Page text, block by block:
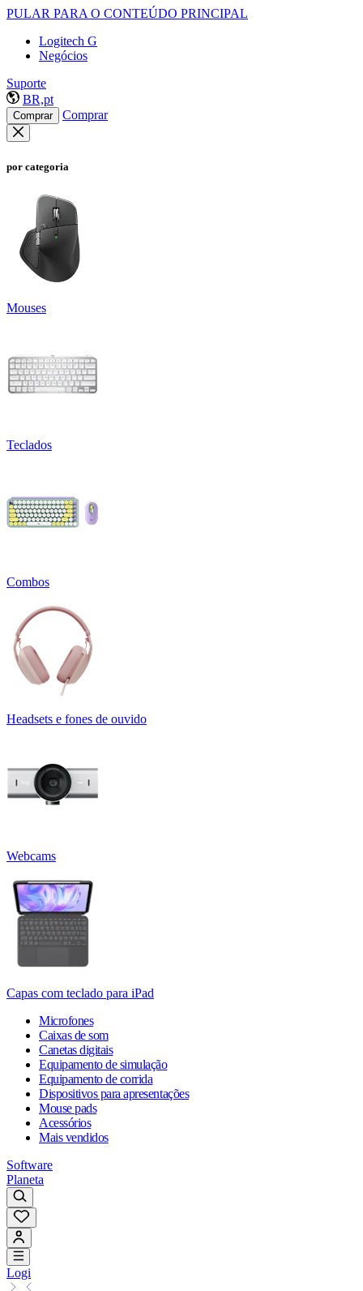
PULAR PARA O CONTEÚDO PRINCIPAL
Logitech G
Negócios
Suporte
BR,pt
Comprar Comprar
por categoria
Mouses
Teclados
Combos
Headsets e fones de ouvido
Webcams
Capas com teclado para iPad
Microfones
Caixas de som
Canetas digitais
Equipamento de simulação
Equipamento de corrida
Dispositivos para apresentações
Mouse pads
Acessórios
Mais vendidos
Software
Planeta
Logi